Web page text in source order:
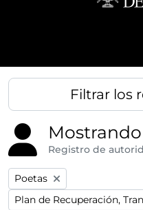
Filtrar los
Registro de
Remove filter:
Poetas
Remove filter: